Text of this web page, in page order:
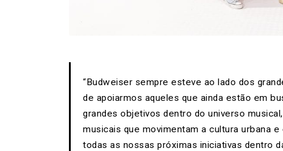
“Budweiser sempre esteve ao lado dos
de apoiarmos aqueles que ainda estão em
grandes objetivos dentro do universo
musicais que movimentam a cultura urbana
todas as nossas próximas iniciativas dentro